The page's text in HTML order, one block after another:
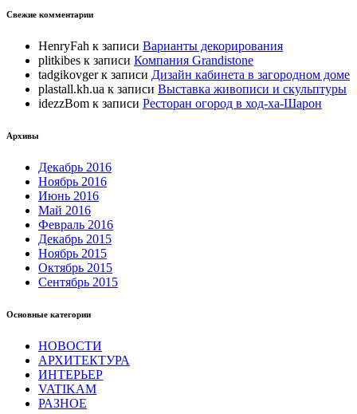
Свежие комментарии
HenryFah к записи Варианты декорирования
plitkibes к записи Компания Grandistone
tadgikovgerк записи Дизайн кабинета в загородном доме
plastall.kh.ua к записи Выставка живописи и скульптуры
idezzBom к записи Ресторан огород в ход-ха-Шарон
Архивы
Декабрь 2016
Ноябрь 2016
Июнь 2016
Май 2016
Февраль 2016
Декабрь 2015
Ноябрь 2015
Октябрь 2015
Сентябрь 2015
Основные категории
НОВОСТИ
АРХИТЕКТУРА
ИНТЕРЬЕР
VATIKAM
РАЗНОЕ